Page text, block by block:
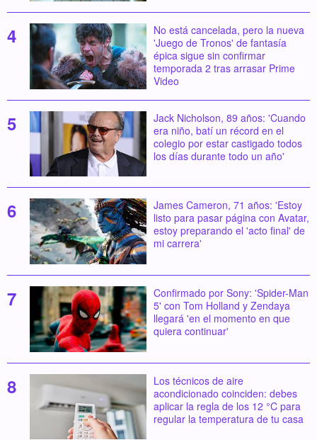
No está cancelada, pero la nueva
'Juego de Tronos' de fantasía
épica sigue sin confirmar
temporada 2 tras arrasar Prime
Video
Jack Nicholson, 89 años: 'Cuando
era niño, batí un récord en el
colegio por estar castigado todos
los días durante todo un año'
James Cameron, 71 años: 'Estoy
listo para pasar página con Avatar,
estoy preparando el 'acto final' de
mi carrera'
Confirmado por Sony: 'Spider-Man
5' con Tom Holland y Zendaya
llegará 'en el momento en que
quiera continuar'
Los técnicos de aire
acondicionado coinciden: debes
aplicar la regla de los 12 °C para
regular la temperatura de tu casa